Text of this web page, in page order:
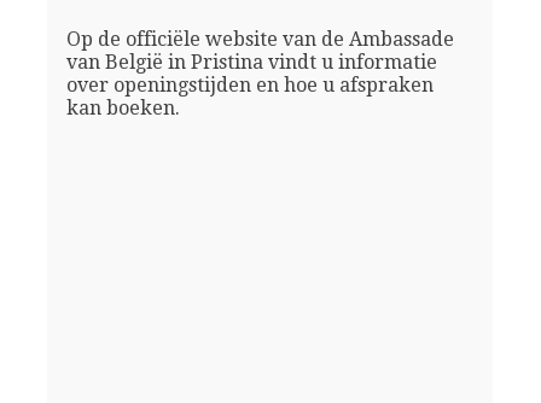
Op de officiële website van de Ambassade
van België in Pristina vindt u informatie
over openingstijden en hoe u afspraken
kan boeken.